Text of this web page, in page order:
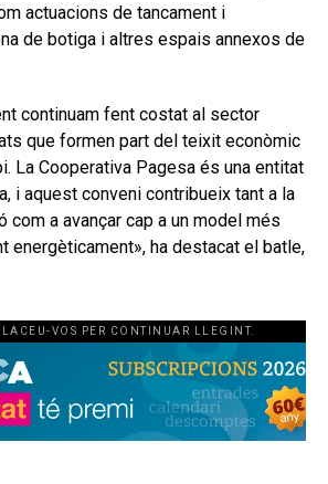
actuacions de tancament i
de botiga i altres espais annexos de
continuam fent costat al sector
que formen part del teixit econòmic
La Cooperativa Pagesa és una entitat
i aquest conveni contribueix tant a la
com a avançar cap a un model més
energèticament», ha destacat el batle,
VOS PER CONTINUAR LLEGINT.